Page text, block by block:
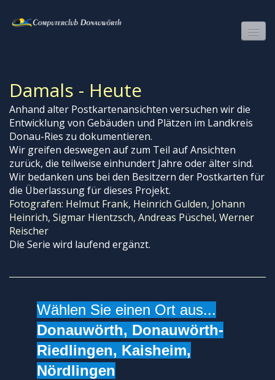
CLUBPROGRAMM
WIR
FOTOS
FILME
SURFTIPPS
LINKS
MITGLIEDERBEREICH
UNTERWEGS
KONTAKT
IMPRESSUM
DATENSCHUTZ
Damals - Heute
Anhand alter Postkartenansichten versuchen wir die
Entwicklung von Gebäuden und Plätzen im Landkreis
Donau-Ries zu dokumentieren.
Wir greifen deswegen auf zum Teil auf Ansichten
zurück, die teilweise einhundert Jahre oder älter sind.
Wir bedanken uns bei den Besitzern der Postkarten für
die Überlassung für dieses Projekt.
Fotografen: Helmut Frank, Heinrich Gulden, Johann
Heinrich, Sigmar Hientzsch, Andreas Püschel, Werner
Reischer
Die Serie wird laufend ergänzt.
Wählen Sie einen Ort aus...
Donauwörth, Donauwörth-
Riedlingen, Kaisheim,
Nördlingen